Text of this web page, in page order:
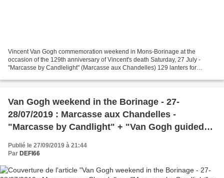
Vincent Van Gogh commemoration weekend in Mons-Borinage at the
occasion of the 129th anniversary of Vincent's death Saturday, 27 July -
"Marcasse by Candlelight" (Marcasse aux Chandelles) 129 lanters for
Van Gogh weekend in the Borinage - 27-
28/07/2019 : Marcasse aux Chandelles -
"Marcasse by Candlight" + "Van Gogh guided
Publié le 27/09/2019 à 21:44
Par DEFI66